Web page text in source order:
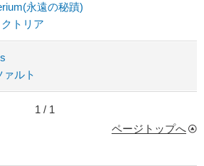
永遠の秘蹟)
トリア
ァルト
1 / 1
ページトップへ